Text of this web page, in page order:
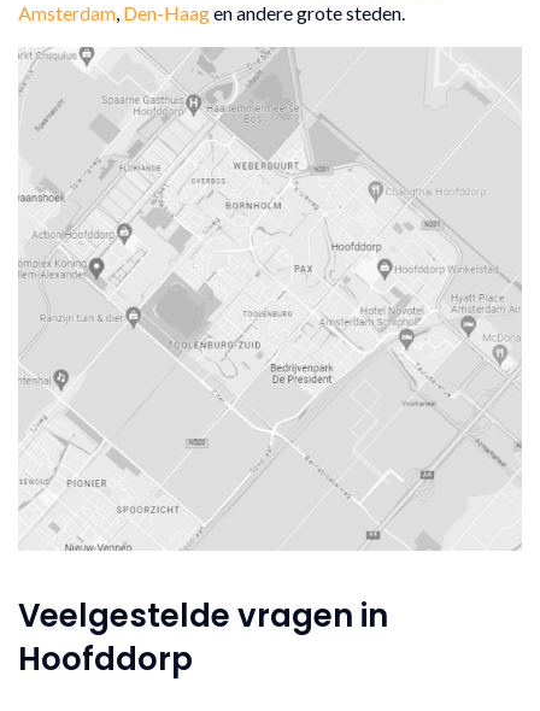
Amsterdam, Den-Haagen andere grote steden.
Veelgestelde vragen in
Hoofddorp